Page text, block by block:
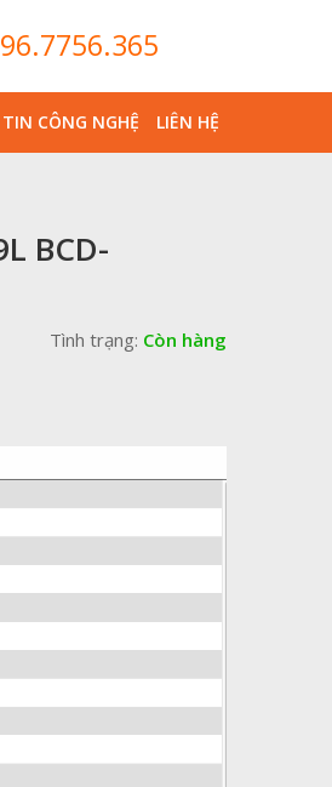
CÔNG NGHỆ LIÊN HỆ
BCD-
Tình trạng: Còn hàng